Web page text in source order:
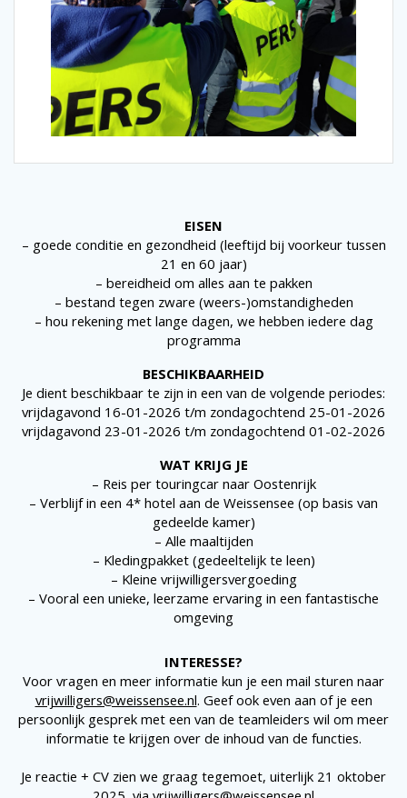
EISEN
– goede conditie en gezondheid (leeftijd bij voorkeur tussen
21 en 60 jaar)
– bereidheid om alles aan te pakken
– bestand tegen zware (weers-)omstandigheden
– hou rekening met lange dagen, we hebben iedere dag
programma
BESCHIKBAARHEID
Je dient beschikbaar te zijn in een van de volgende periodes:
vrijdagavond 16-01-2026 t/m zondagochtend 25-01-2026
vrijdagavond 23-01-2026 t/m zondagochtend 01-02-2026
WAT KRIJG JE
– Reis per touringcar naar Oostenrijk
– Verblijf in een 4* hotel aan de Weissensee (op basis van
gedeelde kamer)
– Alle maaltijden
– Kledingpakket (gedeeltelijk te leen)
– Kleine vrijwilligersvergoeding
– Vooral een unieke, leerzame ervaring in een fantastische
omgeving
INTERESSE?
Voor vragen en meer informatie kun je een mail sturen naar
vrijwilligers@weissensee.nl. Geef ook even aan of je een
persoonlijk gesprek met een van de teamleiders wil om meer
informatie te krijgen over de inhoud van de functies.
Je reactie + CV zien we graag tegemoet, uiterlijk 21 oktober